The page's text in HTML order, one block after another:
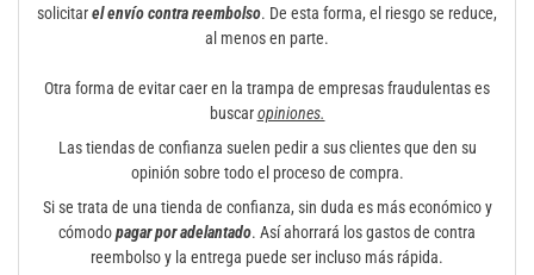
solicitarel envío contra reembolso. De esta forma, el riesgo se reduce,
al menos en parte.
Otra forma de evitar caer en la trampa de empresas fraudulentas es
buscaropiniones.
Las tiendas de confianza suelen pedir a sus clientes que den su
opinión sobre todo el proceso de compra.
Si se trata de una tienda de confianza, sin duda es más económico y
cómodopagar por adelantado. Así ahorrará los gastos de contra
reembolso y la entrega puede ser incluso más rápida.